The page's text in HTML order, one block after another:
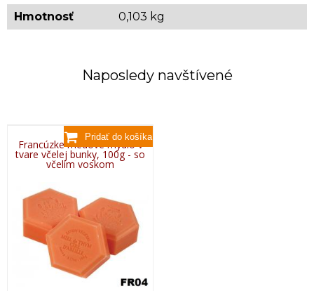
Hmotnosť 0,103 kg
Naposledy navštívené
Francúzke medové mydlo v
tvare včelej bunky, 100g - so
včelím voskom